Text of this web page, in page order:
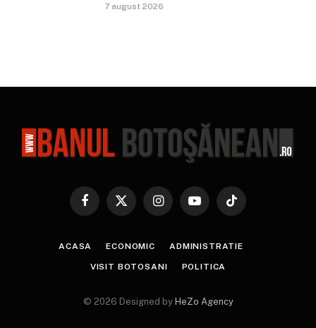
7 august 2026
Facebook
X
InstagramYouTubeTikTok
ACASA ECONOMIC ADMINISTRATIE
VISIT BOTOSANI POLITICA
© 2026 Designed by HeZo Agency